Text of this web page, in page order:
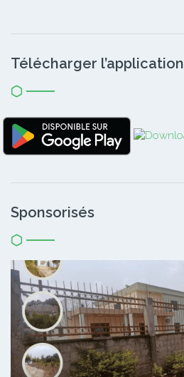
Télécharger l’application
Sponsorisés